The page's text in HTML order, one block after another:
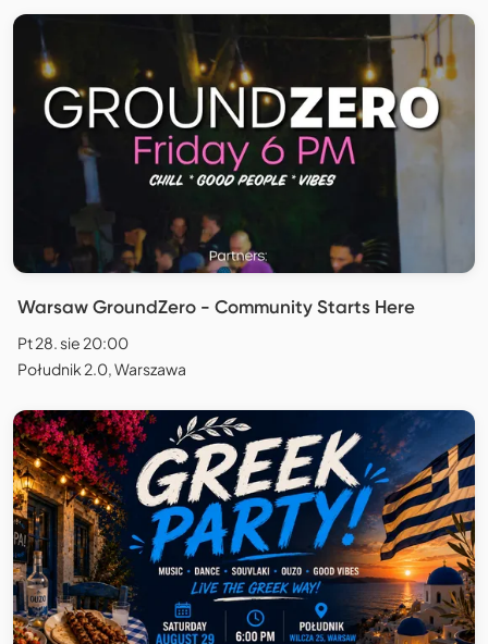
Warsaw GroundZero - Community Starts Here
Pt 28. sie 20:00
Południk 2.0, Warszawa